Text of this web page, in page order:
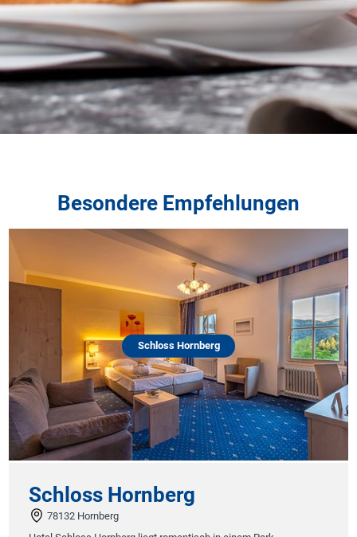
Besondere Empfehlungen
Schloss Hornberg
Schloss Hornberg
78132 Hornberg